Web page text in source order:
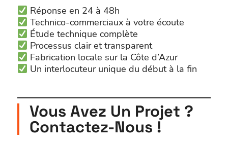
Réponse en 24 à 48h
Technico-commerciaux à votre écoute
Étude technique complète
Processus clair et transparent
Fabrication locale sur la Côte d’Azur
Un interlocuteur unique du début à la fin
Vous Avez Un Projet ?
Contactez-Nous !